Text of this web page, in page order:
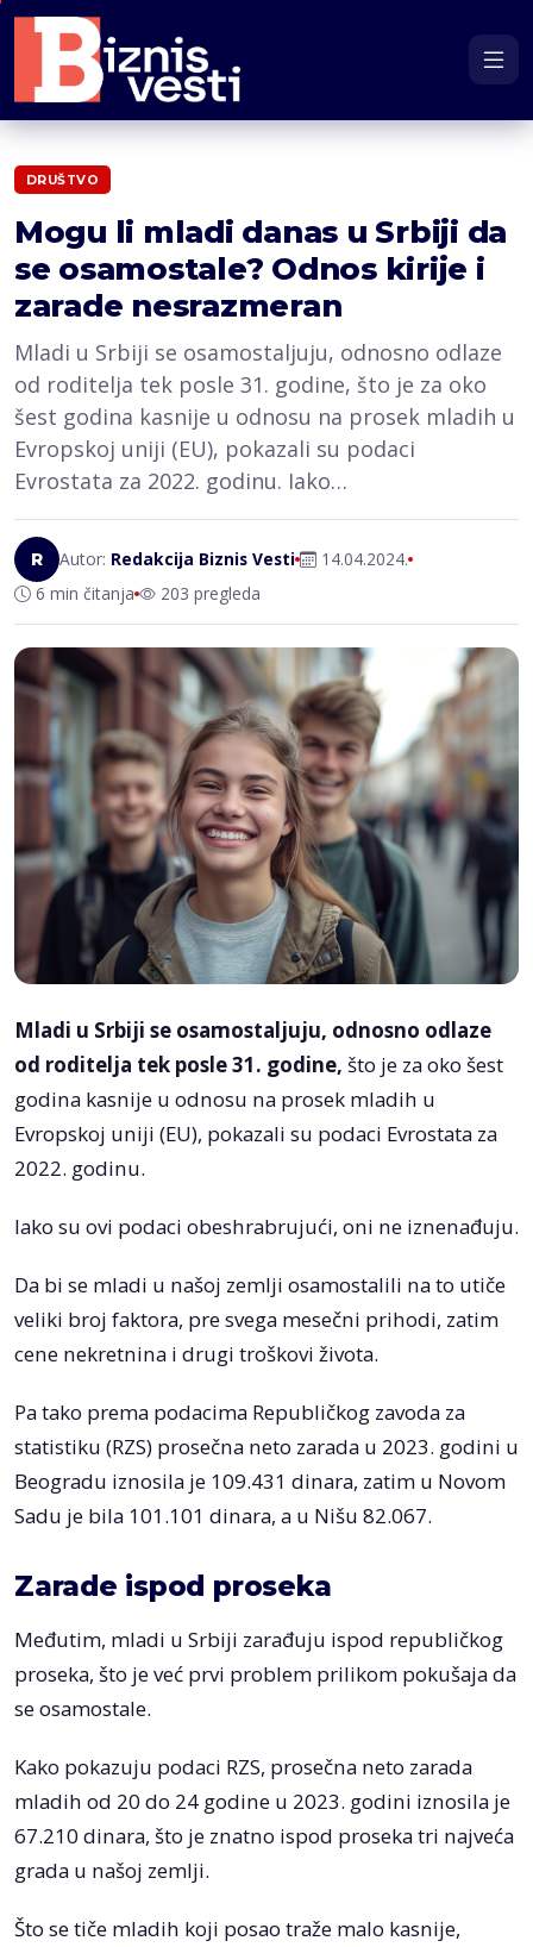
DRUŠTVO
Mogu li mladi danas u Srbiji da
se osamostale? Odnos kirije i
zarade nesrazmeran
Mladi u Srbiji se osamostaljuju, odnosno odlaze
od roditelja tek posle 31. godine, što je za oko
šest godina kasnije u odnosu na prosek mladih u
Evropskoj uniji (EU), pokazali su podaci
Evrostata za 2022. godinu. Iako…
R Autor: Redakcija Biznis Vesti
14.04.2024.
6 min čitanja
203 pregleda
Mladi u Srbiji se osamostaljuju, odnosno odlaze
od roditelja tek posle 31. godine, što je za oko šest
godina kasnije u odnosu na prosek mladih u
Evropskoj uniji (EU), pokazali su podaci Evrostata za
2022. godinu.
Iako su ovi podaci obeshrabrujući, oni ne iznenađuju.
Da bi se mladi u našoj zemlji osamostalili na to utiče
veliki broj faktora, pre svega mesečni prihodi, zatim
cene nekretnina i drugi troškovi života.
Pa tako prema podacima Republičkog zavoda za
statistiku (RZS) prosečna neto zarada u 2023. godini u
Beogradu iznosila je 109.431 dinara, zatim u Novom
Sadu je bila 101.101 dinara, a u Nišu 82.067.
Zarade ispod proseka
Međutim, mladi u Srbiji zarađuju ispod republičkog
proseka, što je već prvi problem prilikom pokušaja da
se osamostale.
Kako pokazuju podaci RZS, prosečna neto zarada
mladih od 20 do 24 godine u 2023. godini iznosila je
67.210 dinara, što je znatno ispod proseka tri najveća
grada u našoj zemlji.
Što se tiče mladih koji posao traže malo kasnije,